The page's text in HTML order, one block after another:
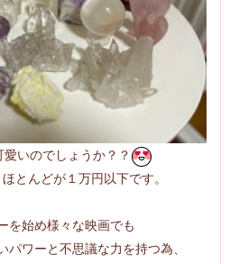
いのでしょうか？？
とんどが１万円以下です。
を始め様々な映画でも
パワーと不思議な力を持つ為、